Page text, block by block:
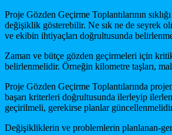
Proje Gözden Geçirme Toplantılarının
değişiklik gösterebilir. Ne sık ne de seyrek
ve ekibin ihtiyaçları doğrultusunda
Zaman ve bütçe gözden geçirmeleri için
belirlenmelidir. Örneğin kilometre taşları,
Proje Gözden Geçirme Toplantılarında
başarı kriterleri doğrultusunda ilerleyip
geçirilmeli, gerekirse planlar
Değişikliklerin ve problemlerin planlanan-